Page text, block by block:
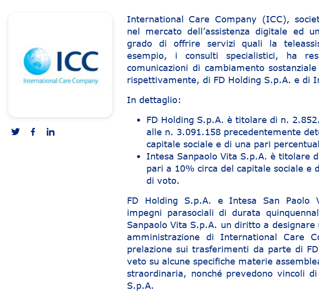
International Care Company (ICC),
nel mercato dell’assistenza digitale ed
grado di offrire servizi quali la
esempio, i consulti specialistici, ha
comunicazioni di cambiamento
rispettivamente, di FD Holding S.p.A. e di
In dettaglio:
FD Holding S.p.A. è titolare di n.
alle n. 3.091.158 precedentemente
capitale sociale e di una pari
Intesa Sanpaolo Vita S.p.A. è titolare
pari a 10% circa del capitale sociale e
di voto.
FD Holding S.p.A. e Intesa San Paolo
impegni parasociali di durata
Sanpaolo Vita S.p.A. un diritto a
amministrazione di International Care
prelazione sui trasferimenti da parte di
veto su alcune specifiche materie
straordinaria, nonché prevedono vincoli
S.p.A.